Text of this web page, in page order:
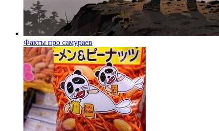
Факты про самураев